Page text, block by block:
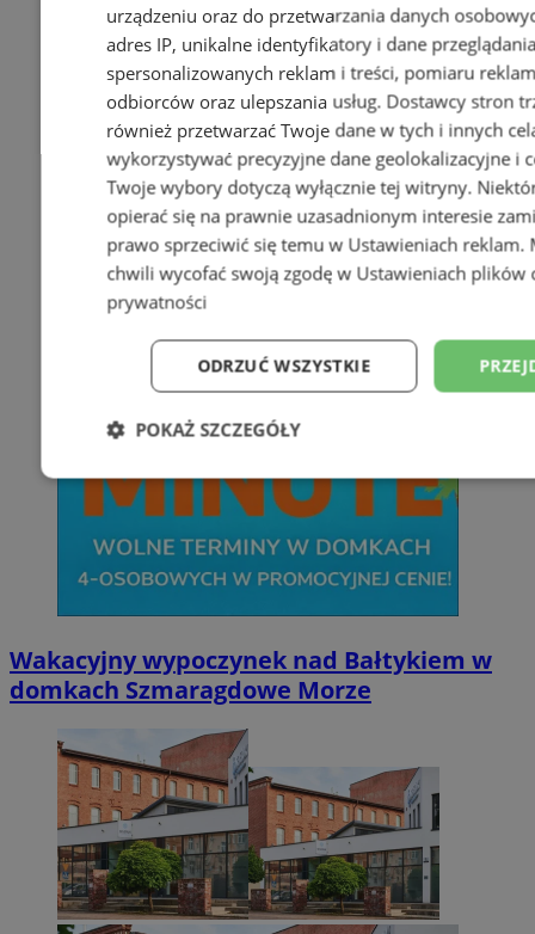
Wakacyjny wypoczynek nad Bałtykiem w
domkach Szmaragdowe Morze
urządzeniu oraz do przetwarzania danych
adres IP, unikalne identyfikatory i dane
spersonalizowanych reklam i treści, pomiaru
odbiorców oraz ulepszania usług. Dostawcy stron
również przetwarzać Twoje dane w tych i innych
wykorzystywać precyzyjne dane geolokalizacyjne i
Twoje wybory dotyczą wyłącznie tej witryny.
opierać się na prawnie uzasadnionym interesie
prawo sprzeciwić się temu w Ustawieniach reklam.
chwili wycofać swoją zgodę w Ustawieniach plików
prywatności
ODRZUĆ WSZYSTKIE
POKAŻ SZCZEGÓŁY
Niezbędne Wydajność
Niesklasyfikowane
Niezbędne Wydajność
Niezbędne pliki cookie umożliwiają korzystanie z podstawowych
takich jak logowanie użytkownika i zarządzanie kontem. Bez
można prawidłowo korzystać ze strony internetowej.
Nazwa
Provider /
Domena
SessID
zabrze.com.pl